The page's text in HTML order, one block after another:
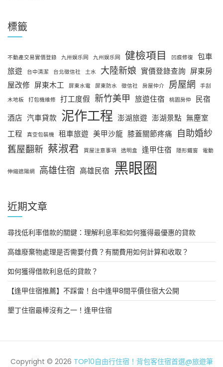
標籤
不動產交易實價登錄 九卅娱乐网 九州娱乐网 健檢項目 凹痕修復
包車
旅遊
台中清潔 台北徵信社 土水 大陸新娘 實價登錄查詢 屏東房
屋改修 屏東木工 屏東水電 屏東防水 徵信社 房屋仲介 房屋網
手刮
木地板
打包機維修 打工度假 新竹美甲 旅遊住宿 桃園房仲
民宿
酒店 汽車貸款 泥作工程 澎湖旅遊 澎湖景點 無塵室
工程
真空包裝機 租車旅遊 美甲沙龍 膝蓋關節疼痛
自助婚紗
舊屋翻新 蔡淑君 買屋注意事項 透明盒 逢甲住宿 隱形鐵窗 電動
伸縮遮陽網 高雄住宿 高雄民宿 黑眼圈
近期文章
尋找低利率借款的關鍵：理解利息率和如何獲得最優惠的貸款
高雄廢棄物處理是否需要付費？有關費用如何計算和收取？
如何獲得借款利息低的貸款？
【逢甲住宿推薦】不踩雷！台中逢甲8間平價住宿大公開
墾丁住宿最棒沒有之一！逢甲住宿
Copyright © 2026 TOP10自由行住宿！背包客住宿首選@旅遊筆